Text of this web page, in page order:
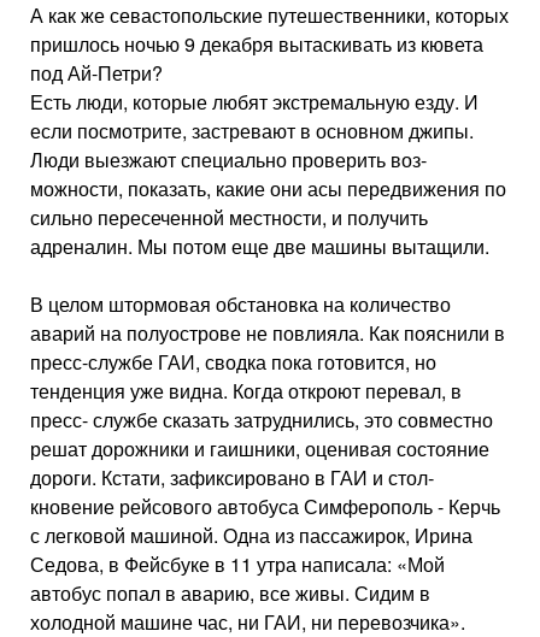
А как же севастопольские путешественники, которых
при­шлось ночью 9 декабря вытаски­вать из кювета
под Ай-Петри?
Есть люди, которые любят экстремальную езду. И
если посмотрите, застревают в ос­новном джипы.
Люди выезжа­ют специально проверить воз­
можности, показать, какие они асы передвижения по
сильно пересеченной местности, и получить
адреналин. Мы потом еще две машины вытащили.
В целом штормовая обста­новка на количество
аварий на полуострове не повлияла. Как пояснили в
пресс-службе ГАИ, сводка пока готовится, но
тенденция уже видна. Ког­да откроют перевал, в
пресс- службе сказать затруднились, это совместно
решат дорож­ники и гаишники, оценивая состояние
дороги. Кстати, зафиксировано в ГАИ и стол­
кновение рейсового автобу­са Симферополь - Керчь
с легковой машиной. Одна из пассажирок, Ирина
Седова, в Фейсбуке в 11 утра написала: «Мой
автобус попал в аварию, все живы. Сидим в
холодной машине час, ни ГАИ, ни пе­ревозчика».